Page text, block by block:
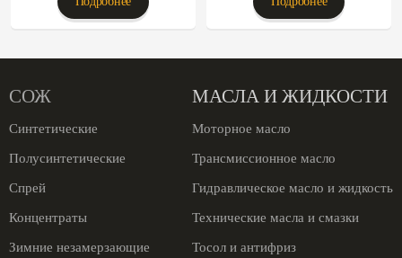
СОЖ
Синтетические
Полусинтетические
Спрей
Концентраты
Зимние незамерзающие
МАСЛА И ЖИДКОСТИ
Моторное масло
Трансмиссионное масло
Гидравлическое масло и жидкость
Технические масла и смазки
Тосол и антифриз